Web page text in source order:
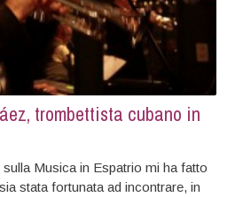
trombettista cubano in
Musica in Espatrio mi ha fatto
stata fortunata ad incontrare, in